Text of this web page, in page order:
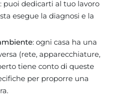
: puoi dedicarti al tuo lavoro
esegue la diagnosi e la
: ogni casa ha una
(rete, apparecchiature,
tiene conto di queste
per proporre una